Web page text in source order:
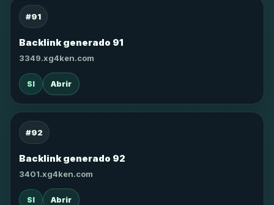
#91
Backlink generado 91
3349.xg4ken.com
SI Abrir
#92
Backlink generado 92
3401.xg4ken.com
SI Abrir